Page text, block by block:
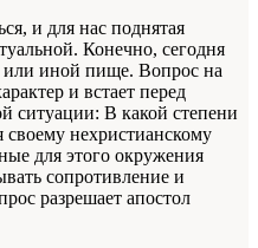
и для нас поднятая
Конечно, сегодня
или иной пище. Вопрос на
и встает перед
ситуации: В какой степени
нехристианскому
для этого окружения
сопротивление и
разрешает апостол